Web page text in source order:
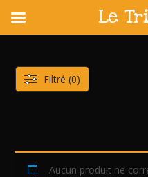
content
Aucun produit ne
Filtré (0)
Le